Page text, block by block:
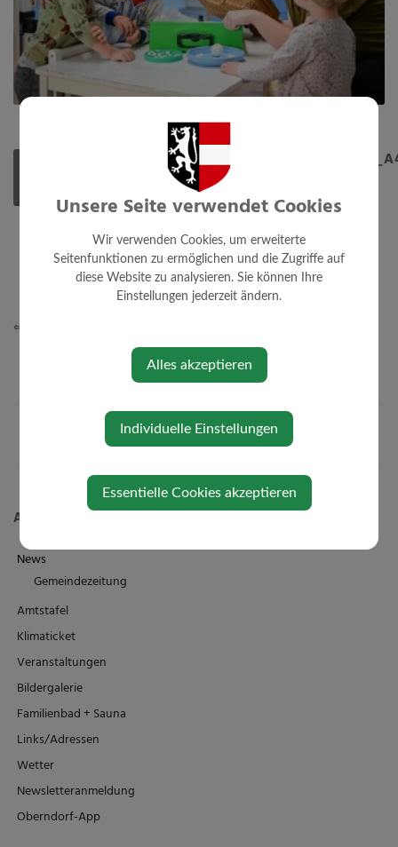
Freitag, 05. Juni 2026
⇐ zurück
Aktuelles
News
Gemeindezeitung
Amtstafel
Klimaticket
Veranstaltungen
Bildergalerie
Familienbad + Sauna
Links/Adressen
Wetter
Newsletteranmeldung
Oberndorf-App
Unsere Seite verwendet Cookies
Wir verwenden Cookies, um erweiterte
Seitenfunktionen zu ermöglichen und die Zugriffe auf
diese Website zu analysieren. Sie können Ihre
Einstellungen jederzeit ändern.
Alles akzeptieren
Individuelle Einstellungen
Essentielle Cookies akzeptieren